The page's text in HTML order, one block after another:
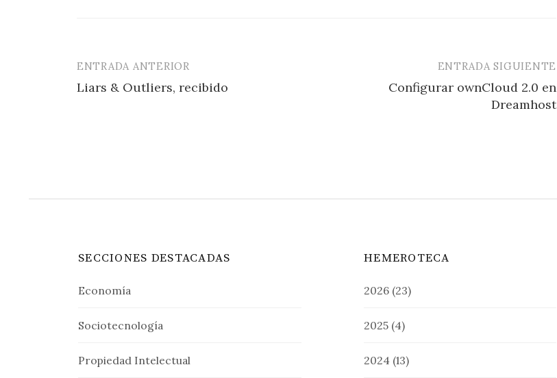
Navegación
de
ENTRADA ANTERIOR
Liars & Outliers, recibido
ENTRADA SIGUIENTE
Configurar ownCloud 2.0 en
Dreamhost
SECCIONES DESTACADAS
Economía
Sociotecnología
Propiedad Intelectual
HEMEROTECA
2026 (23)
2025 (4)
2024 (13)